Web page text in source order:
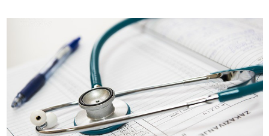
zejść z w podziemia bocheńskiej kopalni. Tak
centrum Bochni widzą architekci, którzy stanęli
do konkursu na koncepcję rewitalizacji tego
miejsca.